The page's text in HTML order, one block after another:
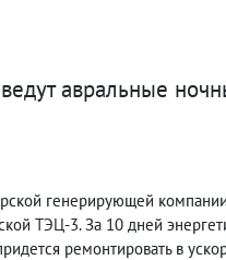
авральные
генерирующей
ТЭЦ-3. За 10 дней
ремонтировать в